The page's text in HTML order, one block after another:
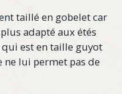
taillé en gobelet car
adapté aux étés
qui est en taille guyot
ne lui permet pas de